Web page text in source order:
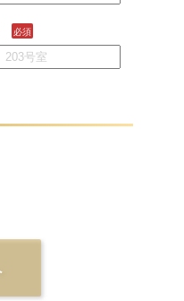
必須